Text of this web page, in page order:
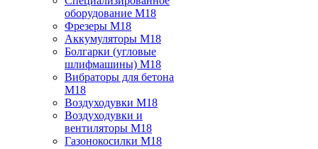
оборудование M18
Фрезеры M18
Аккумуляторы M18
Болгарки (угловые
шлифмашины) M18
Вибраторы для бетона
M18
Воздуходувки M18
Воздуходувки и
вентиляторы M18
Газонокосилки M18